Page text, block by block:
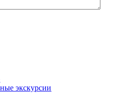
экскурсии